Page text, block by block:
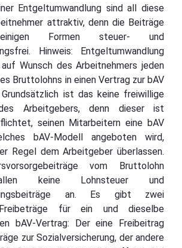
Entgeltumwandlung sind all diese
attraktiv, denn die Beiträge
Formen steuer- und
Hinweis: Entgeltumwandlung
Wunsch des Arbeitnehmers jeden
Bruttolohns in einen Vertrag zur bAV
ist das keine freiwillige
Arbeitgebers, denn dieser ist
seinen Mitarbeitern eine bAV
bAV-Modell angeboten wird,
Regel dem Arbeitgeber überlassen.
vom Bruttolohn
keine Lohnsteuer und
an. Es gibt zwei
für ein und dieselbe
bAV-Vertrag: Der eine Freibeitrag
zur Sozialversicherung, der andere